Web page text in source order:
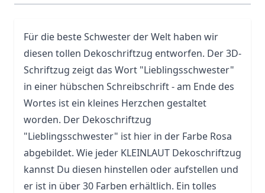
Für die beste Schwester der Welt haben wir
diesen tollen Dekoschriftzug entworfen. Der 3D-
Schriftzug zeigt das Wort "Lieblingsschwester"
in einer hübschen Schreibschrift - am Ende des
Wortes ist ein kleines Herzchen gestaltet
worden. Der Dekoschriftzug
"Lieblingsschwester" ist hier in der Farbe Rosa
abgebildet. Wie jeder KLEINLAUT Dekoschriftzug
kannst Du diesen hinstellen oder aufstellen und
er ist in über 30 Farben erhältlich. Ein tolles